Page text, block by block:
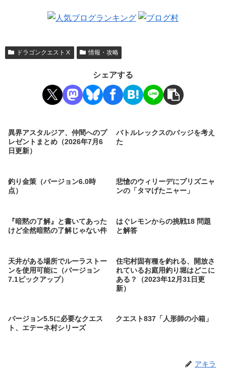
ドラゴンクエストⅩ 情報・攻略
シェアする
異界アスタルジア、仲間へのプ
レゼントまとめ（2026年7月6
日更新）
バトルレックスのバッジを考え
た
釣り金策（バージョン6.0時
点）
悲愴のウィリーデにプリズニャ
ンの「タマげたニャー」
『暗黙の了解』と書いてあった
けど全然暗黙の了解じゃない件
はぐレモンからの挑戦18 問題
と解答
天井がある場所でルーラストー
ンを使用可能に（バージョン
7.1ピックアップ）
住宅村固有種を釣れる、開放さ
れているお庭用釣り堀はどこに
ある？（2023年12月31日更
新）
バージョン5.5に必要なクエス
ト、エテーネ村シリーズ
クエスト837「人形師の小箱」
アキラ